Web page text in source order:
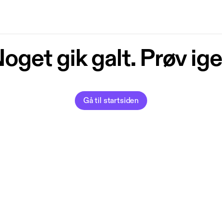
gik galt. Prøv
Gå til startsiden